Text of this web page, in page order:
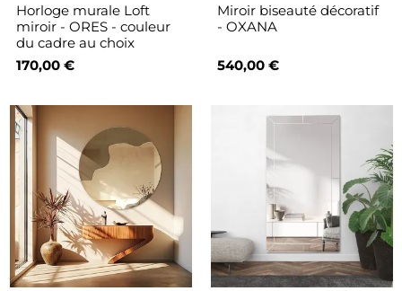
Horloge murale Loft
miroir - ORES - couleur
du cadre au choix
170,00 €
Miroir biseauté décoratif
- OXANA
540,00 €